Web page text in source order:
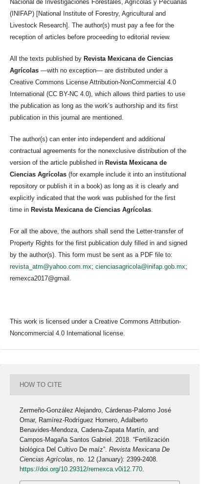
Nacional de Investigaciones Forestales, Agrícolas y Pecuarias
(INIFAP) [National Institute of Forestry, Agricultural and
Livestock Research]. The author(s) must pay a fee for the
reception of articles before proceeding to editorial review.
All the texts published by Revista Mexicana de Ciencias
Agrícolas —with no exception— are distributed under a
Creative Commons License Attribution-NonCommercial 4.0
International (CC BY-NC 4.0), which allows third parties to use
the publication as long as the work’s authorship and its first
publication in this journal are mentioned.
The author(s) can enter into independent and additional
contractual agreements for the nonexclusive distribution of the
version of the article published in Revista Mexicana de
Ciencias Agrícolas (for example include it into an institutional
repository or publish it in a book) as long as it is clearly and
explicitly indicated that the work was published for the first
time in Revista Mexicana de Ciencias Agrícolas.
For all the above, the authors shall send the Letter-transfer of
Property Rights for the first publication duly filled in and signed
by the author(s). This form must be sent as a PDF file to:
revista_atm@yahoo.com.mx; cienciasagricola@inifap.gob.mx;
remexca2017@gmail.
This work is licensed under a Creative Commons Attribution-
Noncommercial 4.0 International license.
HOW TO CITE
Zermeño-González Alejandro, Cárdenas-Palomo José
Omar, Ramírez-Rodríguez Homero, Adalberto
Benavides-Mendoza, Cadena-Zapata Martín, and
Campos-Magaña Santos Gabriel. 2018. “Fertilización
biológica Del Cultivo De maíz”.Revista Mexicana De
Ciencias Agrícolas , no. 12 (January): 2399-2408.
https://doi.org/10.29312/remexca.v0i12.770